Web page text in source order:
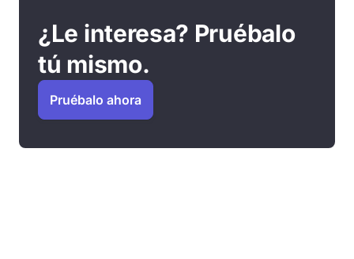
¿Le interesa? Pruébalo
tú mismo.
Pruébalo ahora